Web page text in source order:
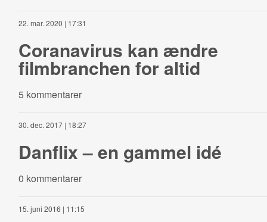
22. mar. 2020 | 17:31
Coranavirus kan ændre
filmbranchen for altid
5 kommentarer
30. dec. 2017 | 18:27
Danflix – en gammel idé
0 kommentarer
15. juni 2016 | 11:15